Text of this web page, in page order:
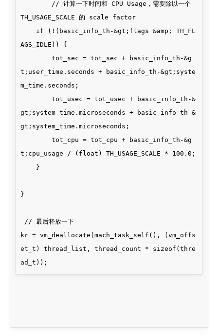
TH_USAGE_SCALE 的 scale factor
AGS_IDLE)) {
t;user_time.seconds + basic_info_th-&gt;syste
m_time.seconds;
gt;system_time.microseconds + basic_info_th-&
gt;system_time.microseconds;
t;cpu_usage / (float) TH_USAGE_SCALE * 100.0;
}
kr = vm_deallocate(mach_task_self(), (vm_offs
et_t) thread_list, thread_count * sizeof(thre